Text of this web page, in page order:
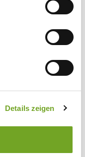
Details zeigen
1 Liter